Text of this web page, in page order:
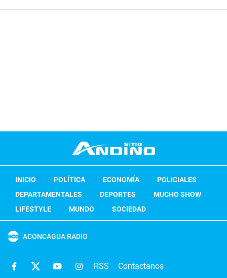
INICIO POLÍTICA ECONOMÍA
POLICIALES
DEPARTAMENTALES
DEPORTES
MUCHO SHOW
LIFESTYLE
MUNDO SOCIEDAD
ACONCAGUA RADIO
RSS Contactanos